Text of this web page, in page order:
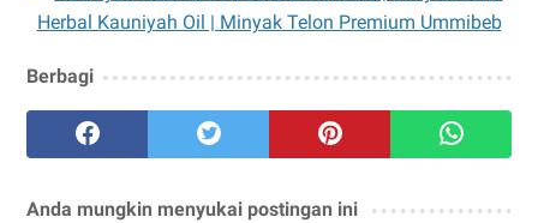
Berbagi
Anda mungkin menyukai postingan ini